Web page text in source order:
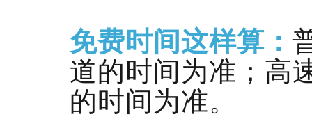
免费时间这样算：
道的时间为准；高
的时间为准。